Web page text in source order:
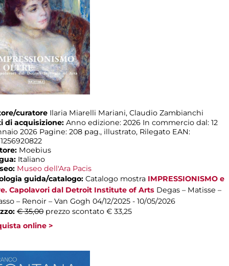
curatore Ilaria Miarelli Mariani, Claudio Zambianchi
di acquisizione: Anno edizione: 2026 In commercio dal: 12
2026 Pagine: 208 pag., illustrato, Rilegato EAN:
Moebius
Italiano
Museo dell'Ara Pacis
guida/catalogo: Catalogo mostra IMPRESSIONISMO e
Capolavori dal Detroit Institute of Arts Degas – Matisse –
– Renoir – Van Gogh 04/12/2025 - 10/05/2026
€ 35,00 prezzo scontato € 33,25
online >